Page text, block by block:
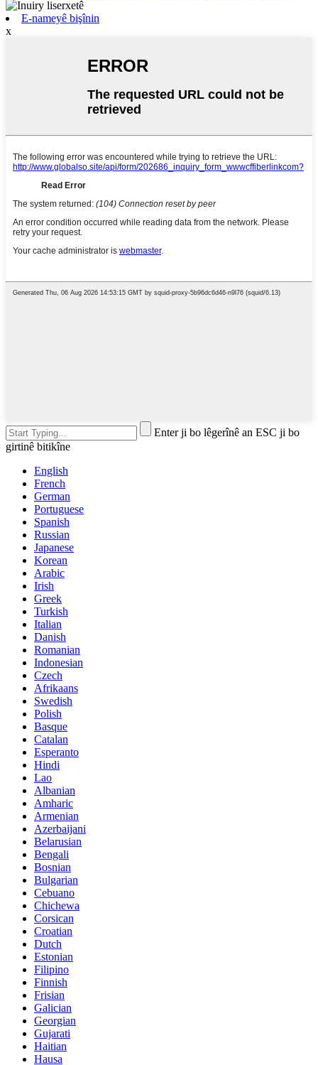
E-nameyê bişînin
x
Enter ji bo lêgerînê an ESC ji bo
girtinê bitikîne
English
French
German
Portuguese
Spanish
Russian
Japanese
Korean
Arabic
Irish
Greek
Turkish
Italian
Danish
Romanian
Indonesian
Czech
Afrikaans
Swedish
Polish
Basque
Catalan
Esperanto
Hindi
Lao
Albanian
Amharic
Armenian
Azerbaijani
Belarusian
Bengali
Bosnian
Bulgarian
Cebuano
Chichewa
Corsican
Croatian
Dutch
Estonian
Filipino
Finnish
Frisian
Galician
Georgian
Gujarati
Haitian
Hausa